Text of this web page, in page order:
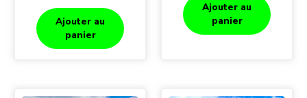
Ajouter au
panier
Ajouter au
panier